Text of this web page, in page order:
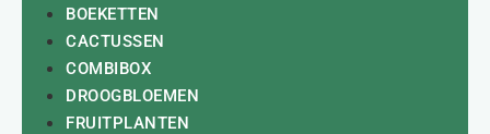
BOEKETTEN
CACTUSSEN
COMBIBOX
DROOGBLOEMEN
FRUITPLANTEN